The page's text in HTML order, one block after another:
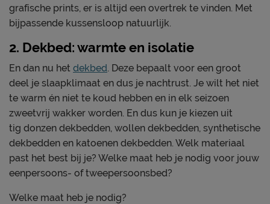
grafische prints, er is altijd een overtrek te vinden. Met
bijpassende kussensloop natuurlijk.
2. Dekbed: warmte en isolatie
En dan nu het dekbed. Deze bepaalt voor een groot
deel je slaapklimaat en dus je nachtrust. Je wilt het niet
te warm én niet te koud hebben en in elk seizoen
zweetvrij wakker worden. En dus kun je kiezen uit
tig donzen dekbedden, wollen dekbedden, synthetische
dekbedden en katoenen dekbedden. Welk materiaal
past het best bij je? Welke maat heb je nodig voor jouw
eenpersoons- of tweepersoonsbed?
Welke maat heb je nodig?